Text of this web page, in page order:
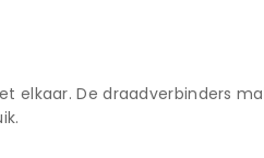
elkaar. De draadverbinders